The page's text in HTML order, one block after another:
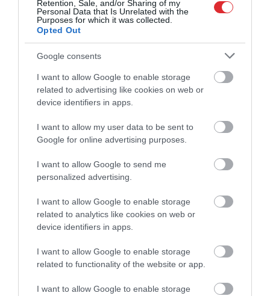
Retention, Sale, and/or Sharing of my
Personal Data that Is Unrelated with the
Purposes for which it was collected.
Opted Out
Google consents
I want to allow Google to enable storage
related to advertising like cookies on web or
device identifiers in apps.
I want to allow my user data to be sent to
Google for online advertising purposes.
I want to allow Google to send me
personalized advertising.
I want to allow Google to enable storage
related to analytics like cookies on web or
device identifiers in apps.
I want to allow Google to enable storage
related to functionality of the website or app.
I want to allow Google to enable storage